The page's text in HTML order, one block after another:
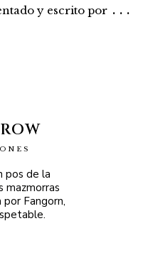
y escrito por ...
pos de la
mazmorras
por Fangorn,